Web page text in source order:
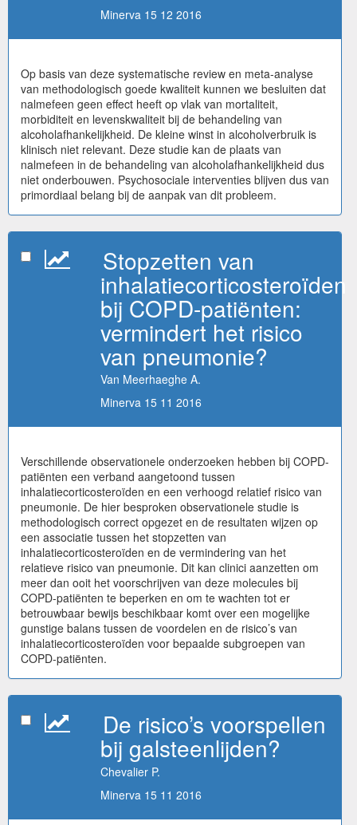
Minerva 15 12 2016
Op basis van deze systematische review en meta-analyse
van methodologisch goede kwaliteit kunnen we besluiten dat
nalmefeen geen effect heeft op vlak van mortaliteit,
morbiditeit en levenskwaliteit bij de behandeling van
alcoholafhankelijkheid. De kleine winst in alcoholverbruik is
klinisch niet relevant. Deze studie kan de plaats van
nalmefeen in de behandeling van alcoholafhankelijkheid dus
niet onderbouwen. Psychosociale interventies blijven dus van
primordiaal belang bij de aanpak van dit probleem.
Stopzetten van
inhalatiecorticosteroïden
bij COPD-patiënten:
vermindert het risico
van pneumonie?
Van Meerhaeghe A.
Minerva 15 11 2016
Verschillende observationele onderzoeken hebben bij COPD-
patiënten een verband aangetoond tussen
inhalatiecorticosteroïden en een verhoogd relatief risico van
pneumonie. De hier besproken observationele studie is
methodologisch correct opgezet en de resultaten wijzen op
een associatie tussen het stopzetten van
inhalatiecorticosteroïden en de vermindering van het
relatieve risico van pneumonie. Dit kan clinici aanzetten om
meer dan ooit het voorschrijven van deze molecules bij
COPD-patiënten te beperken en om te wachten tot er
betrouwbaar bewijs beschikbaar komt over een mogelijke
gunstige balans tussen de voordelen en de risico’s van
inhalatiecorticosteroïden voor bepaalde subgroepen van
COPD-patiënten.
De risico’s voorspellen
bij galsteenlijden?
Chevalier P.
Minerva 15 11 2016